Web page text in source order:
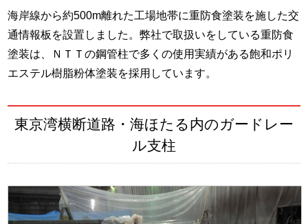
海岸線から約500m離れた工場地帯に重防食塗装を施した交
通情報板を設置しました。弊社で取扱いをしている重防食
塗装は、ＮＴＴの鋼管柱で多くの使用実績がある飽和ポリ
エステル樹脂粉体塗装を採用しています。
東京湾横断道路・海ほたる内のガードレー
ル支柱